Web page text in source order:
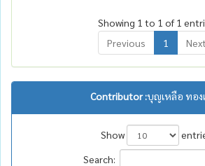
Showing 1 to 1 of 1
Previous
1 Next
Contributor :บุญเหลือ ทอง
Show
Search: